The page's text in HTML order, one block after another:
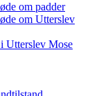
om padder
om Utterslev
Utterslev Mose